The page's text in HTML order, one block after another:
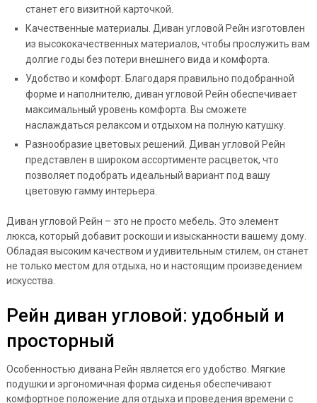
станет его визитной карточкой.
Качественные материалы. Диван угловой Рейн изготовлен
из высококачественных материалов, чтобы прослужить вам
долгие годы без потери внешнего вида и комфорта.
Удобство и комфорт. Благодаря правильно подобранной
форме и наполнителю, диван угловой Рейн обеспечивает
максимальный уровень комфорта. Вы сможете
наслаждаться релаксом и отдыхом на полную катушку.
Разнообразие цветовых решений. Диван угловой Рейн
представлен в широком ассортименте расцветок, что
позволяет подобрать идеальный вариант под вашу
цветовую гамму интерьера.
Диван угловой Рейн – это не просто мебель. Это элемент
люкса, который добавит роскоши и изысканности вашему дому.
Обладая высоким качеством и удивительным стилем, он станет
не только местом для отдыха, но и настоящим произведением
искусства.
Рейн диван угловой: удобный и
просторный
Особенностью дивана Рейн является его удобство. Мягкие
подушки и эргономичная форма сиденья обеспечивают
комфортное положение для отдыха и проведения времени с